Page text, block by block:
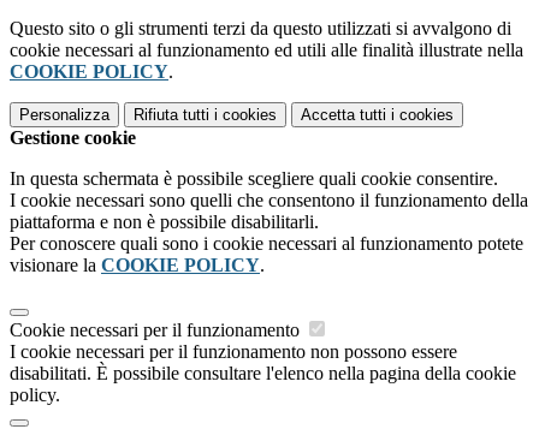
Questo sito o gli strumenti terzi da questo utilizzati si avvalgono di
cookie necessari al funzionamento ed utili alle finalità illustrate nella
COOKIE POLICY.
Personalizza Rifiuta tutti i cookies Accetta tutti i cookies
Gestione cookie
In questa schermata è possibile scegliere quali cookie consentire.
I cookie necessari sono quelli che consentono il funzionamento della
piattaforma e non è possibile disabilitarli.
Per conoscere quali sono i cookie necessari al funzionamento potete
visionare la COOKIE POLICY.
Cookie necessari per il funzionamento
I cookie necessari per il funzionamento non possono essere
disabilitati. È possibile consultare l'elenco nella pagina della cookie
policy.